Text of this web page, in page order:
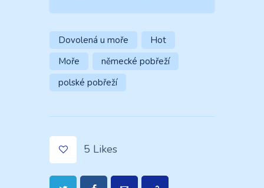
Dovolená u moře
Hot
Moře
německé pobřeží
polské pobřeží
5 Likes